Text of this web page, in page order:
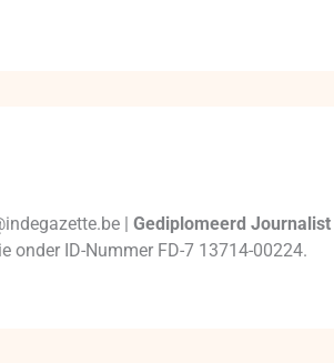
|Gediplomeerd Journalist
onder ID-Nummer FD-7 13714-00224.